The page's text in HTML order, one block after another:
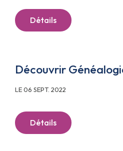
Détails
Découvrir
LE 06 SEPT. 2022
Détails